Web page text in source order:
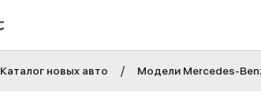
Каталог новых авто Модели Mercedes-